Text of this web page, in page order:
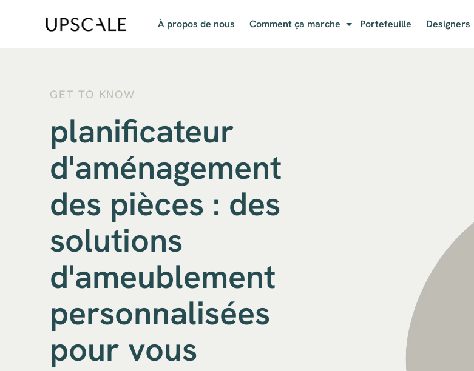
À propos de nous Comment ça marche Portefeuille Designers
GET TO KNOW
planificateur
d'aménagement
des pièces : des
solutions
d'ameublement
personnalisées
pour vous